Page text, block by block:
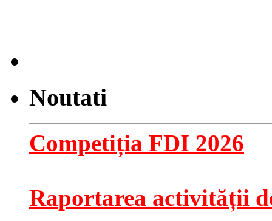
Noutati
Competiția FDI 2026
Raportarea activității